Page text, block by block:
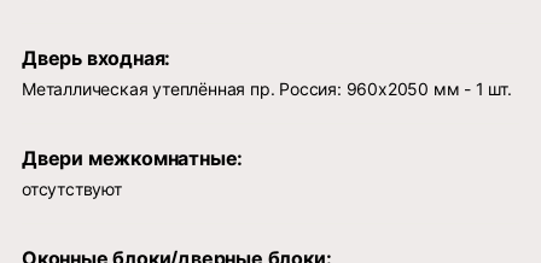
Дверь входная:
Металлическая утеплённая пр. Россия: 960х2050 мм - 1 шт.
Двери межкомнатные:
отсутствуют
Оконные блоки/дверные блоки: